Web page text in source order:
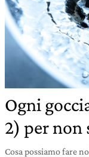
Ogni
2) per non
Cosa possiamo fare